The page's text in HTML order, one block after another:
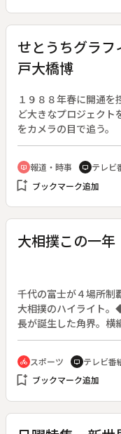
せとうちグラ
戸大橋博
１９８８年春に開通
ど大きなプロジェクト
をカメラの目で追う。
ondemand_video 報道・時事 tv テレビ
bookmark_add ブックマーク追加
大相撲この一
千代の富士が４場所制
大相撲のハイライト
長が誕生した角界。横
ちたてた。その強さの
下では元貴ノ花・藤島
未来の角界を担う力も
点を目指す若者たちを
directions_bike スポーツ tv テレビ番
bookmark_add ブックマーク追加